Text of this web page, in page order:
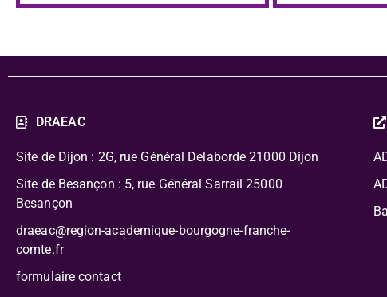
DRAEAC
Site de Dijon : 2G, rue Général Delaborde 21000 Dijon
Site de Besançon : 5, rue Général Sarrail 25000
Besançon
draeac@region-academique-bourgogne-franche-
comte.fr
formulaire contact